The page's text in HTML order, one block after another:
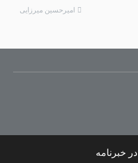
امیرحسین میرزایی
در خبرنامه